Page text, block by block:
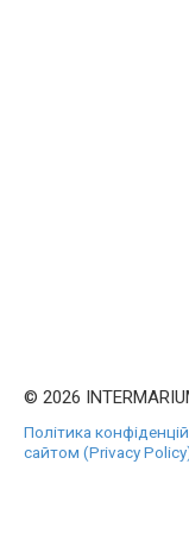
© 2026
Політика
сайтом (Privacy